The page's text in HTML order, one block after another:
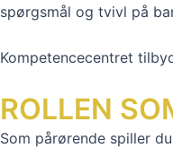
spørgsmål og tvivl på
Kompetencecentret
ROLLEN
Som pårørende spiller